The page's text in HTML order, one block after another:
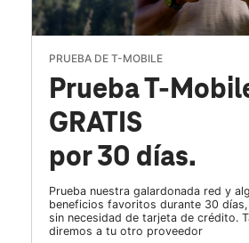
PRUEBA DE T-MOBILE
Prueba T-
GRATIS
por 30 días.
Prueba nuestra galardonada red y
beneficios favoritos durante 30
sin necesidad de tarjeta de crédito.
diremos a tu otro proveedor